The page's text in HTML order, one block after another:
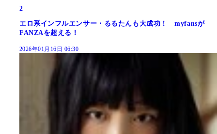
2
エロ系インフルエンサー・るるたんも大成功！ myfansが
FANZAを超える！
2026年01月16日 06:30